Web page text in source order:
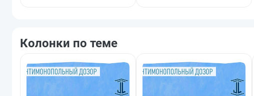
Колонки по теме